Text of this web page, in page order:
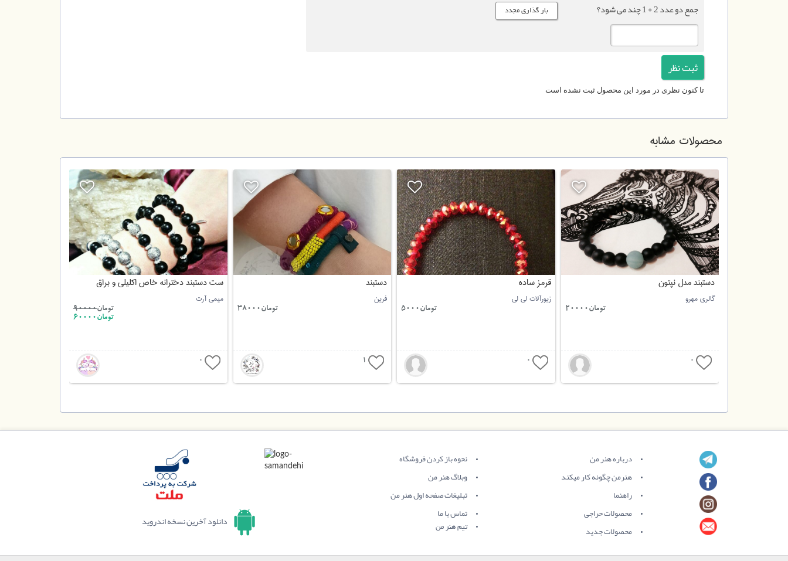
جمع دو عدد 2 + 1 چند می شود؟
تا کنون نظری در مورد این محصول ثبت نشده است
محصولات مشابه
ست دستبند دخترانه خاص اکلیلی و براق
میمی آرت
تومان90000
تومان60000
0
دستبند
فرین
تومان38000
1
قرمز ساده
زیورآلات لی لی
تومان5000
0
دستبند مدل نپتون
گالری مهرو
تومان20000
0
درباره هنر من
هنرمن چگونه کار میکند
راهنما
محصولات حراجی
محصولات جدید
نحوه باز کردن فروشگاه
وبلاگ هنر من
تبلیغات صفحه اول هنر من
تماس با ما
تیم هنر من دانلود آخرین نسخه اندروید